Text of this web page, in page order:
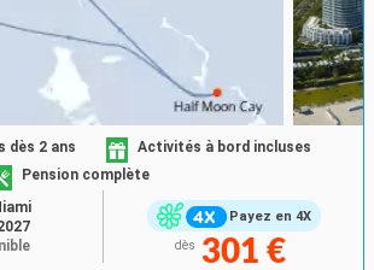
Payez en 4X
dès 2 ans
Activités à bord incluses
Pension complète
dès 301 €